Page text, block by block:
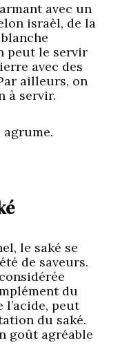
avec un
israèl, de la
peut le servir
avec des
ailleurs, on
à servir.
le saké se
de saveurs.
du
l’acide, peut
du saké.
goût agréable